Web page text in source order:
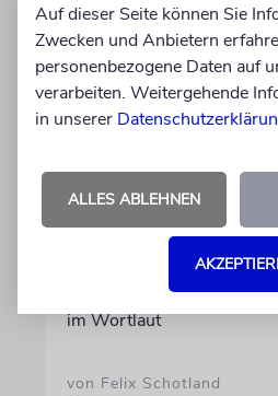
MEINUNG
Wie Georg
Glaubwürdigkeit
Nach dem X-Post des
Gemeinde Köln, an WDR-
Programmdirektorin
gewandt. Wir
im Wortlaut
von Felix Schotland
Auf dieser Seite können Sie
Zwecken und Anbietern
personenbezogene Daten auf
verarbeiten. Weitergehende
in unserer
ALLES ABLEHNEN